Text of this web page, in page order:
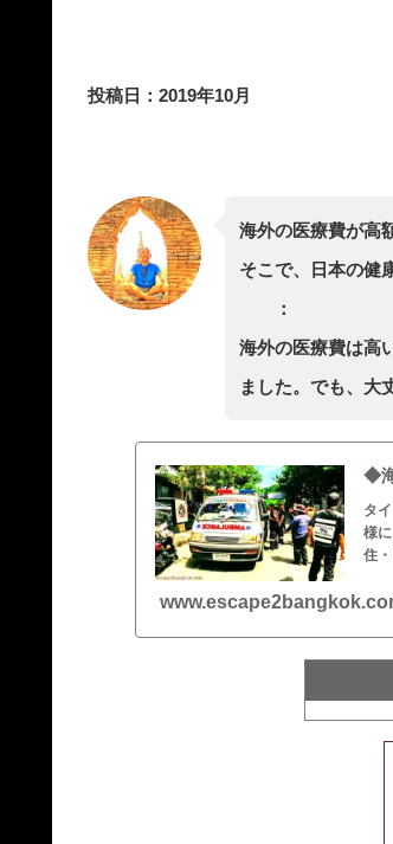
投稿日：2019年10月
海外の医療費が高
そこで、日本の健
：
海外の医療費は高
ました。でも、大
◆
タ
様
住